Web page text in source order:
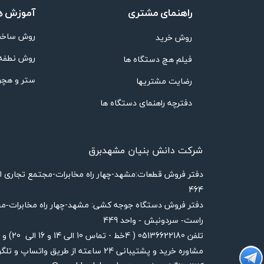
شرکت دانش بنیان مشهدبرق
​دفتر فروش قطعات:مشهد-چهار راه مخابرات-مجتمع
464
دفتر فروش دستگاه جوجه کشی: مشهد-چهار راه مخابرات-
راست- سردونبش - واحد449
تلفن 05136622180 ( 4خط - تماس 10 الی 14 و 16 الی 20) و 09156851224 و 09332222814
مشاوره خرید و پشتیبانی 24 ساعته از طریق واتساپ و تلگرام با شماره های 09156851224 و 09923887708
راهنمای مشتری
روش خرید
فیلم هچ دستگاه ها
رضایت مشتریها
دفترچه راهنمای دستگاه ها
آموزش
روش
روش
ستر و